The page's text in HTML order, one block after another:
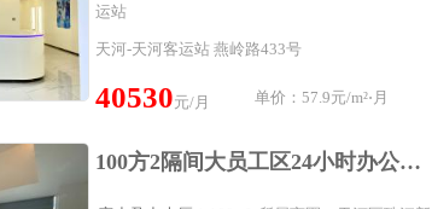
运站
天河-天河客运站 燕岭路433号
40530元/月 单价：57.9元/m²⋅月
100方2隔间大员工区24小时办公上下水靓景管理费便富力